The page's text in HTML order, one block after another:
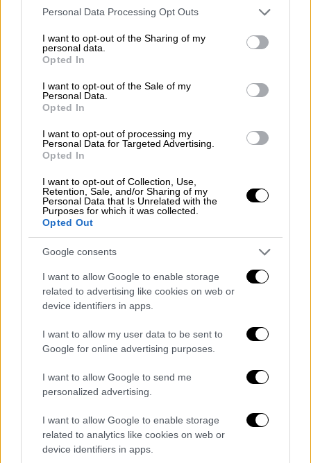
Please note that this website/app uses one or more Google
not limited to your visit or usage behaviour. You may click to
grant or deny consent to Google and its third-party tags to
use your data for below specified purposes in below Google
consent section.
Personal Data Processing Opt Outs
I want to opt-out of the Sharing of my
personal data.
Opted In
I want to opt-out of the Sale of my
Personal Data.
Opted In
I want to opt-out of processing my
Personal Data for Targeted Advertising.
Opted In
I want to opt-out of Collection, Use,
Retention, Sale, and/or Sharing of my
Personal Data that Is Unrelated with the
Purposes for which it was collected.
Opted Out
Google consents
I want to allow Google to enable storage
related to advertising like cookies on web or
device identifiers in apps.
I want to allow my user data to be sent to
Google for online advertising purposes.
I want to allow Google to send me
personalized advertising.
I want to allow Google to enable storage
related to analytics like cookies on web or
device identifiers in apps.
ΔΙΑΒΑΣΤΕ ΕΠΙΣΗΣ
Κόσμος|26.10.2025 13:35
Και οι βρετανικές Αρχές κάνουν
γκάφες: Άφησαν κατά λάθος
ελεύθερο φυλακισμένο για
σεξουαλικές επιθέσεις
Η τραγωδία σημειώθηκε λίγο μετά τις 2:30
τα ξημερώματα (ώρα Ελλάδος), όταν
εισέβαλαν στο εστιατόριο όπου ο νεαρός
εργαζόταντα Σαββατοκύριακα, με σκοπό τη
ληστεία. Ο 18χρονος Θεόδωροςδέχτηκε τις
σφαίρες τουςκαι άφησε επί τόπου την
τελευταία του πνοή, όπως μεταδίδει η
Ροδιακή
.
Μέχρι στιγμής, δεν έχουν γίνει γνωστές
περισσότερες λεπτομέρειες αναφορικά με
τη δολοφονία, ούτε αν έχουν συλληφθεί οι